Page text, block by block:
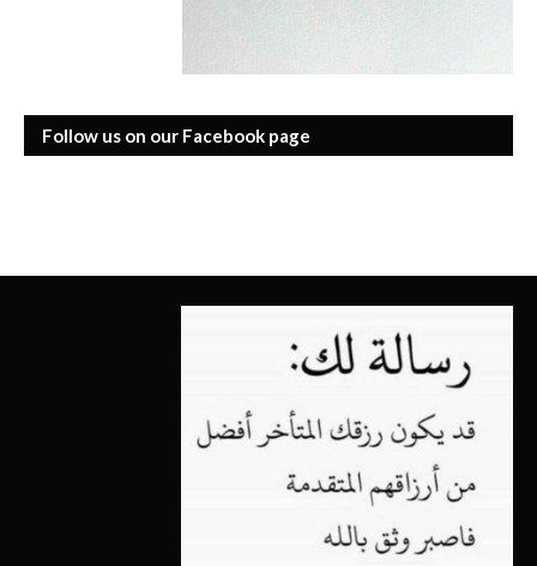
Follow us on our Facebook page